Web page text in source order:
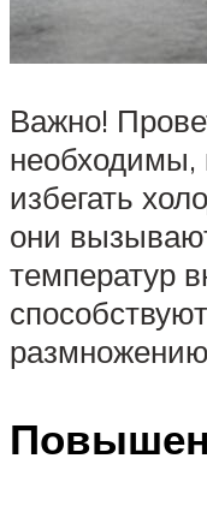
Важно!
необходимы,
избегать
они
температур